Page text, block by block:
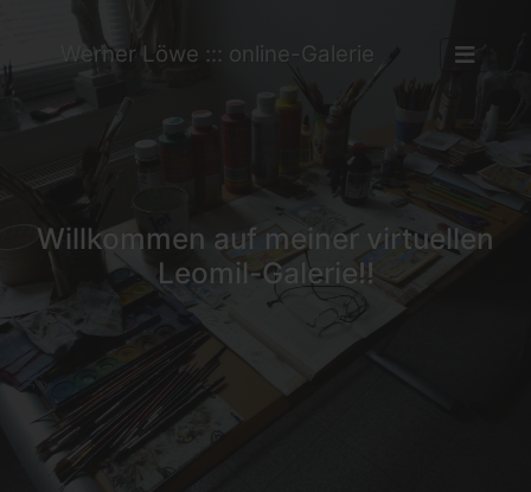
Werner Löwe ::: online-Galerie
Willkommen auf meiner virtuellen
Leomil-Galerie!!